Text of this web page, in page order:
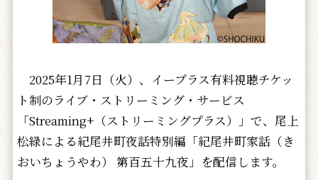
2025年1月7日（火）、イープラス有料視聴チケッ
ト制のライブ・ストリーミング・サービス
「Streaming+（ストリーミングプラス）」で、尾上
松緑による紀尾井町夜話特別編「紀尾井町家話（き
おいちょうやわ） 第百五十九夜」を配信します。